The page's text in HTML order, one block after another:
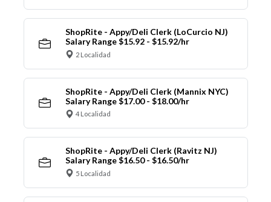
ShopRite - Appy/Deli Clerk (LoCurcio NJ)
Salary Range $15.92 - $15.92/hr
2 Localidad
ShopRite - Appy/Deli Clerk (Mannix NYC)
Salary Range $17.00 - $18.00/hr
4 Localidad
ShopRite - Appy/Deli Clerk (Ravitz NJ)
Salary Range $16.50 - $16.50/hr
5 Localidad